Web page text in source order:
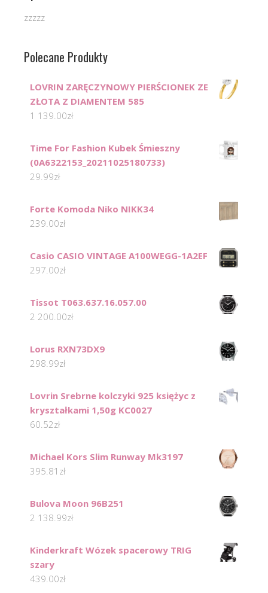
zzzzz
Polecane Produkty
LOVRIN ZARĘCZYNOWY PIERŚCIONEK ZE
ZŁOTA Z DIAMENTEM 585
1 139.00zł
Time For Fashion Kubek Śmieszny
(0A6322153_20211025180733)
29.99zł
Forte Komoda Niko NIKK34
239.00zł
Casio CASIO VINTAGE A100WEGG-1A2EF
297.00zł
Tissot T063.637.16.057.00
2 200.00zł
Lorus RXN73DX9
298.99zł
Lovrin Srebrne kolczyki 925 księżyc z
kryształkami 1,50g KC0027
60.52zł
Michael Kors Slim Runway Mk3197
395.81 zł
Bulova Moon 96B251
2 138.99zł
Kinderkraft Wózek spacerowy TRIG
szary
439.00zł